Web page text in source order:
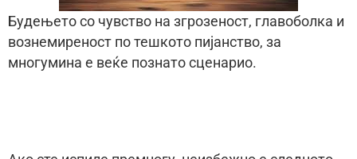
Будењето со чувство на згрозеност, главоболка и
вознемиреност по тешкото пијанство, за
многумина е веќе познато сценарио.